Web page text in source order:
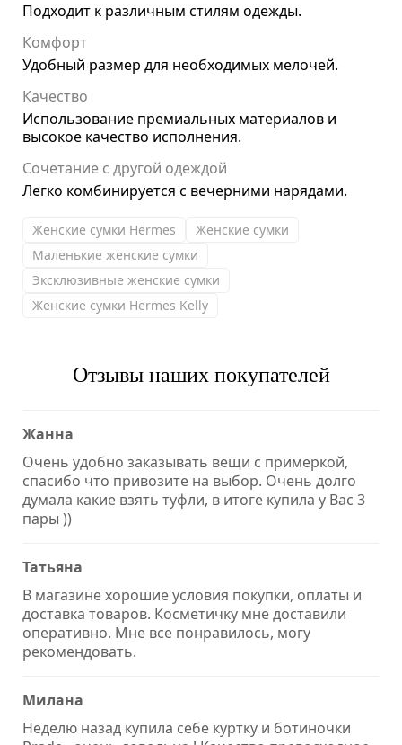
Подходит к различным стилям одежды.
Комфорт
Удобный размер для необходимых мелочей.
Качество
Использование премиальных материалов и
высокое качество исполнения.
Сочетание с другой одеждой
Легко комбинируется с вечерними нарядами.
Женские сумки Hermes
Женские сумки
Маленькие женские сумки
Эксклюзивные женские сумки
Женские сумки Hermes Kelly
Отзывы наших покупателей
Жанна
Очень удобно заказывать вещи с примеркой,
спасибо что привозите на выбор. Очень долго
думала какие взять туфли, в итоге купила у Вас 3
пары ))
Татьяна
В магазине хорошие условия покупки, оплаты и
доставка товаров. Косметичку мне доставили
оперативно. Мне все понравилось, могу
рекомендовать.
Милана
Неделю назад купила себе куртку и ботиночки